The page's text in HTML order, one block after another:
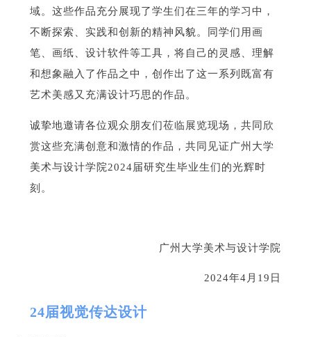
域。这些作品充分展现了学生们在三年的学习中，
不断探索、实践和创新的精神风貌。同学们用画
笔、画纸、设计软件等工具，将自己的灵感、理解
和想象融入了作品之中，创作出了这一系列既富有
艺术美感又充满设计巧思的作品。
诚挚地邀请各位观众朋友们莅临展览现场，共同欣
赏这些充满创意和激情的作品，共同见证广州大学
美术与设计学院2024届研究生毕业生们的光辉时
刻。
广州大学美术与设计学院
2024年4月19日
24届视觉传达设计